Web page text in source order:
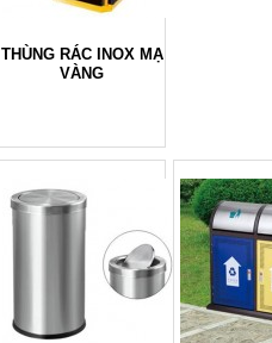
THÙNG RÁC INOX MẠ
VÀNG